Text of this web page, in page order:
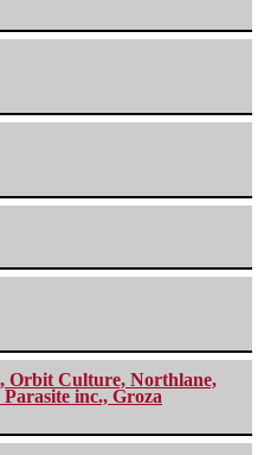
Orbit Culture, Northlane,
inc., Groza